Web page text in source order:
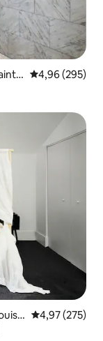
Průměrné
4,96 (295)
Průměrné
4,97 (275)